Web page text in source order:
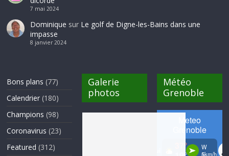
7 mai 2024
Dominique sur Le golf de Digne-les-Bains dans une
impasse
8 janvier 2024
Bons plans (77)
Calendrier (180)
Champions (98)
Coronavirus (23)
Featured (312)
Galerie
photos
Météo
Grenoble